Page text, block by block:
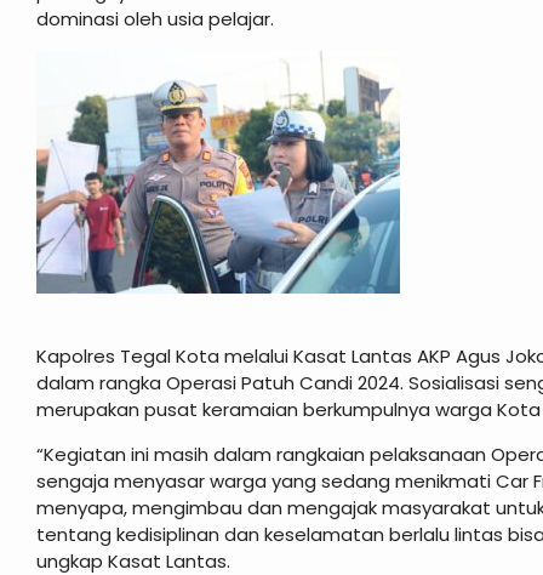
dominasi oleh usia pelajar.
Kapolres Tegal Kota melalui Kasat Lantas AKP Agus
dalam rangka Operasi Patuh Candi 2024. Sosialisasi
merupakan pusat keramaian berkumpulnya warga
“Kegiatan ini masih dalam rangkaian pelaksanaan
sengaja menyasar warga yang sedang menikmati Car
menyapa, mengimbau dan mengajak masyarakat
tentang kedisiplinan dan keselamatan berlalu lintas
ungkap Kasat Lantas.